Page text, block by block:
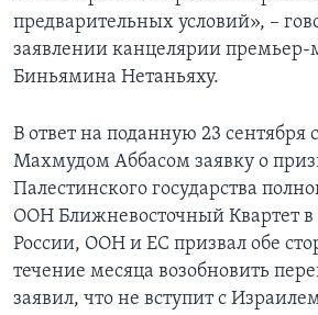
предварительных условий», –
заявлении канцелярии премьер-
Биньямина Нетаньяху.
В ответ на поданную 23 сентября
Махмудом Аббасом заявку о
Палестинского государства
ООН Ближневосточный Квартет
России, ООН и ЕС призвал обе
течение месяца возобновить
заявил, что не вступит с